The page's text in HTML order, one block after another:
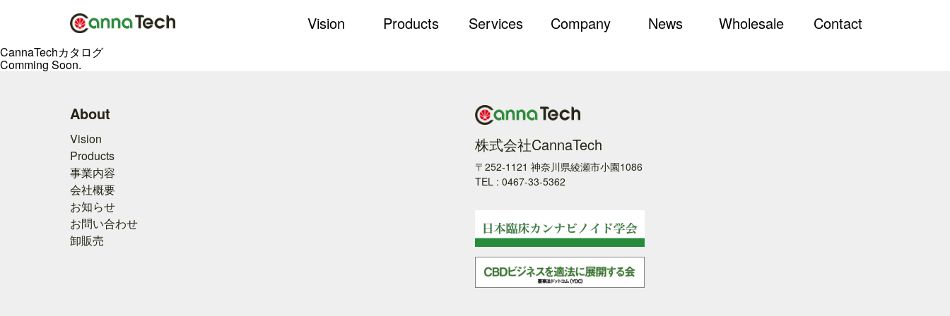
Vision Products Services Company News Wholesale Contact
CannaTechカタログ
Comming Soon.
About
Vision
Products
事業内容
会社概要
お知らせ
お問い合わせ
卸販売
株式会社CannaTech
〒252-1121 神奈川県綾瀬市小園1086
TEL : 0467-33-5362